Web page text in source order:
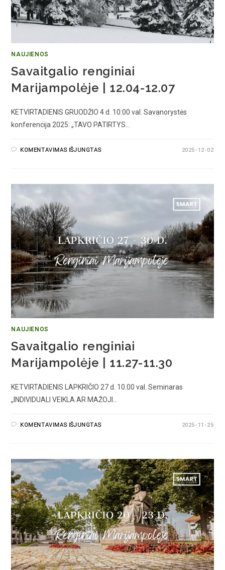
NAUJIENOS
Savaitgalio renginiai
Marijampolėje | 12.04-12.07
KETVIRTADIENIS GRUODŽIO 4 d. 10:00 val. Savanorystės
konferencija 2025: „TAVO PATIRTYS…
KOMENTAVIMAS IŠJUNGTAS 2025-12-02
NAUJIENOS
Savaitgalio renginiai
Marijampolėje | 11.27-11.30
KETVIRTADIENIS LAPKRIČIO 27 d. 10.00 val. Seminaras
„INDIVIDUALI VEIKLA AR MAŽOJI…
KOMENTAVIMAS IŠJUNGTAS 2025-11-25